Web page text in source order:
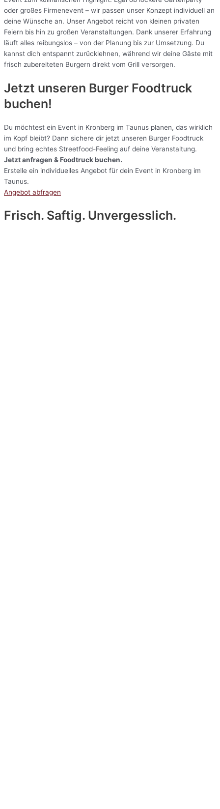
oder großes Firmenevent – wir passen unser Konzept individuell an
deine Wünsche an. Unser Angebot reicht von kleinen privaten
Feiern bis hin zu großen Veranstaltungen. Dank unserer Erfahrung
läuft alles reibungslos – von der Planung bis zur Umsetzung. Du
kannst dich entspannt zurücklehnen, während wir deine Gäste mit
frisch zubereiteten Burgern direkt vom Grill versorgen.
Jetzt unseren Burger Foodtruck
buchen!
Du möchtest ein Event in Kronberg im Taunus planen, das wirklich
im Kopf bleibt? Dann sichere dir jetzt unseren Burger Foodtruck
und bring echtes Streetfood-Feeling auf deine Veranstaltung.
Jetzt anfragen & Foodtruck buchen.
Erstelle ein individuelles Angebot für dein Event in Kronberg im
Taunus.
Angebot abfragen
Frisch. Saftig. Unvergesslich.